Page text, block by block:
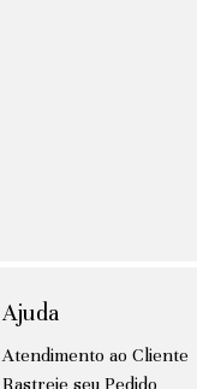
Ajuda
Atendimento ao Cliente
Rastreie seu Pedido